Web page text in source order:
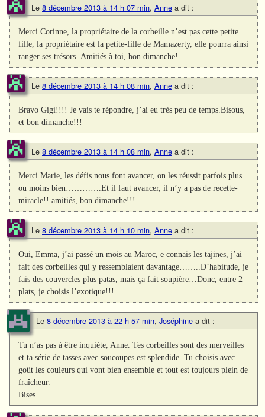
Le 8 décembre 2013 à 14 h 07 min, Anne a dit :
Merci Corinne, la propriétaire de la corbeille n’est pas cette petite
fille, la propriétaire est la petite-fille de Mamazerty, elle pourra ainsi
ranger ses trésors..Amitiés à toi, bon dimanche!
Le 8 décembre 2013 à 14 h 08 min, Anne a dit :
Bravo Gigi!!!! Je vais te répondre, j’ai eu très peu de temps.Bisous,
et bon dimanche!!!
Le 8 décembre 2013 à 14 h 08 min, Anne a dit :
Merci Marie, les défis nous font avancer, on les réussit parfois plus
ou moins bien………….Et il faut avancer, il n’y a pas de recette-
miracle!! amitiés, bon dimanche!!!
Le 8 décembre 2013 à 14 h 10 min, Anne a dit :
Oui, Emma, j’ai passé un mois au Maroc, e connais les tajines, j’ai
fait des corbeilles qui y ressemblaient davantage……..D’habitude, je
fais des couvercles plus patas, mais ça fait soupière…Donc, entre 2
plats, je choisis l’exotique!!!
Le 8 décembre 2013 à 22 h 57 min, Joséphine a dit :
Tu n’as pas à être inquiète, Anne. Tes corbeilles sont des merveilles
et ta série de tasses avec soucoupes est splendide. Tu choisis avec
goût les couleurs qui vont bien ensemble et tout est toujours plein de
fraîcheur.
Bises